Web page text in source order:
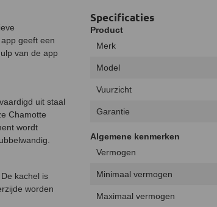
geeft een
van de app
uit staal
Chamotte
wordt
kachel is
worden
Specificaties
Product
Merk
Model
Vuurzicht
Garantie
Algemene kenmerken
Vermogen
Minimaal vermogen
Maximaal vermogen